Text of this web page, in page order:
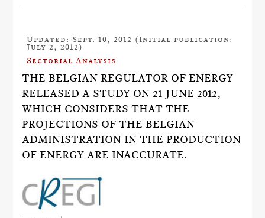
Updated: Sept. 10, 2012 (Initial publication:
July 2, 2012)
Sectorial Analysis
THE BELGIAN REGULATOR OF ENERGY
RELEASED A STUDY ON 21 JUNE 2012,
WHICH CONSIDERS THAT THE
PROJECTIONS OF THE BELGIAN
ADMINISTRATION IN THE PRODUCTION
OF ENERGY ARE INACCURATE.